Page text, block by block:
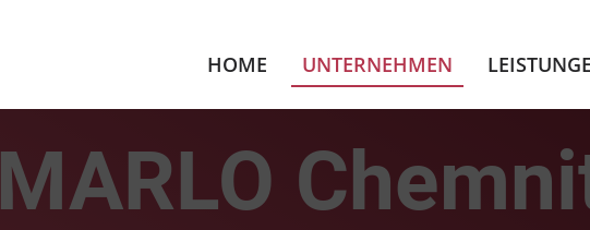
HOME UNTERNEHMEN
MARLO